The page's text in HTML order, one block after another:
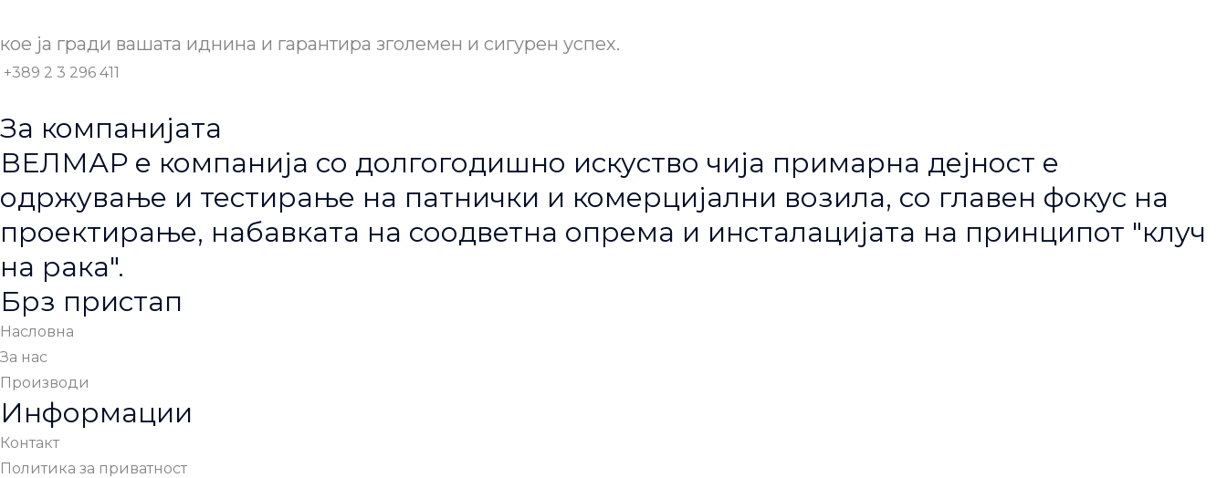
кое ја гради вашата иднина и гарантира зголемен и сигурен успех.
+389 2 3 296 411
За компанијата
ВЕЛМАР е компанија со долгогодишно искуство чија примарна дејност е
одржување и тестирање на патнички и комерцијални возила, со главен фокус на
проектирање, набавката на соодветна опрема и инсталацијата на принципот "клуч
на рака".
Брз пристап
Насловна
За нас
Производи
Информации
Контакт
Политика за приватност